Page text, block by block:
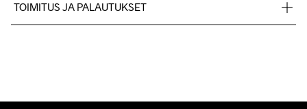
Supercritical Foam, Midsole insert 100% Carbon Fiber, Outsole
TOIMITUS JA PALAUTUKSET
kysymyksiisi.